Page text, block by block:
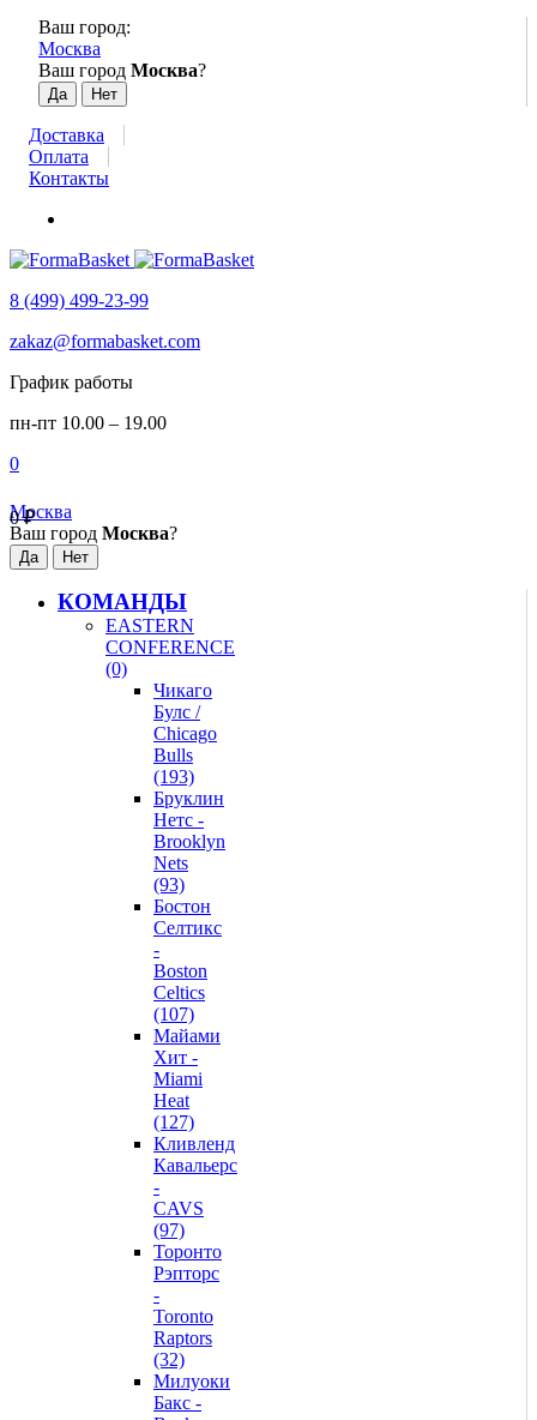
Ваш город:
Москва
Ваш город Москва?
Доставка
Оплата
Контакты
8 (499) 499-23-99
zakaz@formabasket.com
График работы
пн-пт 10.00 – 19.00
0
0₽
Москва
Ваш город Москва?
КОМАНДЫ
EASTERN
CONFERENCE
(0)
Чикаго
Булс /
Chicago
Bulls
(193)
Бруклин
Нетс -
Brooklyn
Nets
(93)
Бостон
Селтикс
-
Boston
Celtics
(107)
Майами
Хит -
Miami
Heat
(127)
Кливленд
Кавальерс
-
CAVS
(97)
Торонто
Рэпторс
-
Toronto
Raptors
(32)
Милуоки
Бакс -